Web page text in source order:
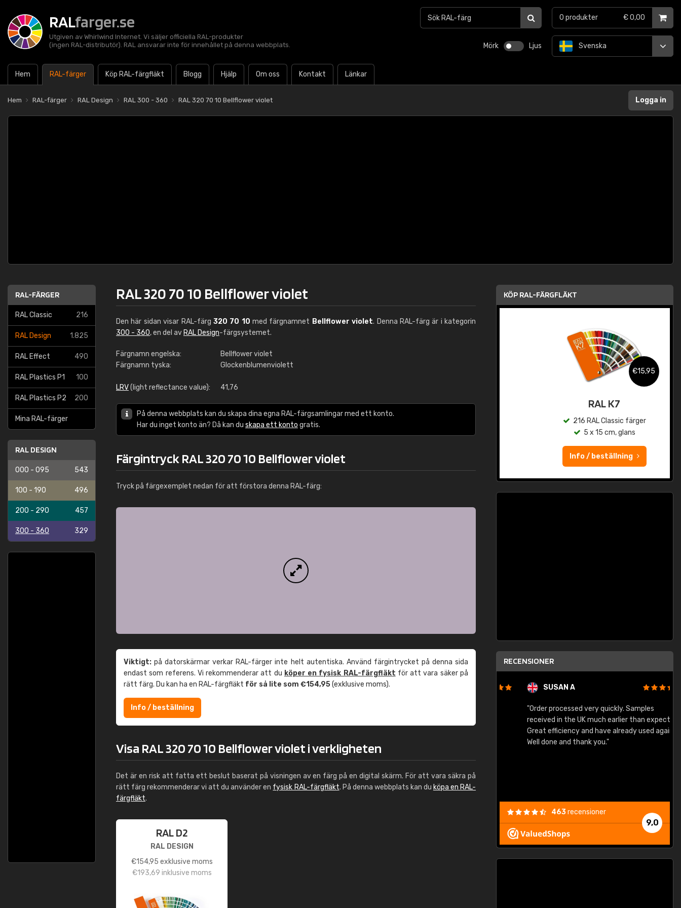
RALfarger.se
Utgiven av Whirlwind Internet. Vi säljer officiella RAL-produkter
(ingen RAL-distributör). RAL ansvarar inte för innehållet på denna webbplats.
Mörk Ljus
Hem RAL-färger Köp RAL-färgfläkt Blogg Hjälp Om oss Kontakt Länkar
Svenska
0 produkter € 0,00
Hem RAL-färger RAL Design RAL 300 - 360 RAL 320 70 10 Bellflower violet Logga in
RAL-FÄRGER
RAL Classic 216
RAL Design 1.825
RAL Effect 490
RAL Plastics P1 100
RAL Plastics P2 200
Mina RAL-färger
RAL DESIGN
000 - 095 543
100 - 190 496
200 - 290 457
300 - 360 329
RAL 320 70 10 Bellflower violet
Den här sidan visar RAL-färg 320 70 10 med färgnamnet Bellflower violet. Denna RAL-färg är i kategorin
300 - 360, en del av RAL Design-färgsystemet.
Färgnamn engelska:
Bellflower violet
Färgnamn tyska:
Glockenblumenviolett
LRV(light reflectance value): 41,76
På denna webbplats kan du skapa dina egna RAL-färgsamlingar med ett konto.
Har du inget konto än? Då kan du skapa ett konto gratis.
Färgintryck RAL 320 70 10 Bellflower violet
Tryck på färgexemplet nedan för att förstora denna RAL-färg:
Viktigt: på datorskärmar verkar RAL-färger inte helt autentiska. Använd färgintrycket på denna sida
endast som referens. Vi rekommenderar att du köper en fysisk RAL-färgfläkt för att vara säker på
rätt färg. Du kan ha en RAL-färgfläkt för så lite som €154,95(exklusive moms).
Info / beställning
Visa RAL 320 70 10 Bellflower violet i verkligheten
Det är en risk att fatta ett beslut baserat på visningen av en färg på en digital skärm. För att vara säkra på
rätt färg rekommenderar vi att du använder en fysisk RAL-färgfläkt. På denna webbplats kan du köpa en RAL-
färgfläkt.
RAL D2
RAL DESIGN
€154,95 exklusive moms
€193,69 inklusive moms
KÖP RAL-FÄRGFLÄKT
RAL K7 vattenbaserad
€15,95
RAL K7
216 RAL Classic färger
5 x 15 cm, glans
Info / beställning
RECENSIONER
Leinster Home and
SUSAN A
"Order processed very quickly. Samples
received in the UK much earlier than expected.
Great efficiency and have already used again.
Well done and thank you."
9,0
463recensioner